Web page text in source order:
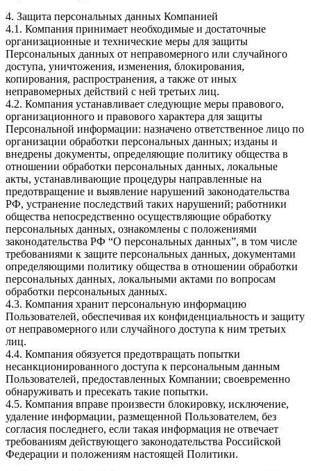
4. Защита персональных данных Компанией
4.1. Компания принимает необходимые и достаточные
организационные и технические меры для защиты
Персональных данных от неправомерного или случайного
доступа, уничтожения, изменения, блокирования,
копирования, распространения, а также от иных
неправомерных действий с ней третьих лиц.
4.2. Компания устанавливает следующие меры правового,
организационного и правового характера для защиты
Персональной информации: назначено ответственное лицо по
организации обработки персональных данных; изданы и
внедрены документы, определяющие политику общества в
отношении обработки персональных данных, локальные
акты, устанавливающие процедуры направленные на
предотвращение и выявление нарушений законодательства
РФ, устранение последствий таких нарушений; работники
общества непосредственно осуществляющие обработку
персональных данных, ознакомлены с положениями
законодательства РФ “О персональных данных”, в том числе
требованиями к защите персональных данных, документами
определяющими политику общества в отношении обработки
персональных данных, локальными актами по вопросам
обработки персональных данных.
4.3. Компания хранит персональную информацию
Пользователей, обеспечивая их конфиденциальность и защиту
от неправомерного или случайного доступа к ним третьих
лиц.
4.4. Компания обязуется предотвращать попытки
несанкционированного доступа к персональным данным
Пользователей, предоставленных Компании; своевременно
обнаруживать и пресекать такие попытки.
4.5. Компания вправе произвести блокировку, исключение,
удаление информации, размещенной Пользователем, без
согласия последнего, если такая информация не отвечает
требованиям действующего законодательства Российской
Федерации и положениям настоящей Политики.